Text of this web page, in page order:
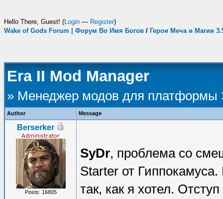
Hello There, Guest! (Login — Register)
Wake of Gods Forum | Форум Во Имя Богов / Герои Меча и Магии
Era II Mod Manager
» Менеджер модов для платформы
Author Message
Berserker
Posts: 16805
SyDr, проблема со
Starter от
так, как я хотел.